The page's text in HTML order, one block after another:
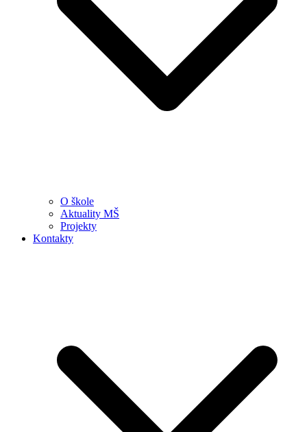
O škole
Aktuality MŠ
Projekty
Kontakty